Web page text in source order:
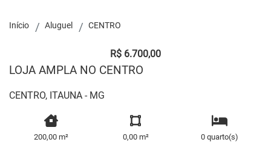
Início Aluguel CENTRO
R$ 6.700,00
LOJA AMPLA NO CENTRO
CENTRO, ITAUNA - MG
200,00 m² 0,00 m² 0 quarto(s)